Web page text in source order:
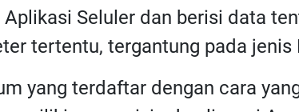
Seluler dan berisi data
tertentu, tergantung pada jenis
yang terdaftar dengan cara